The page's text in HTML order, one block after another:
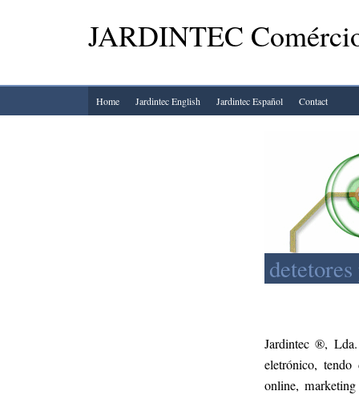
JARDINTEC
Home Jardintec English Jardintec Español Contact
Jardintec ®,
eletrónico,
online,